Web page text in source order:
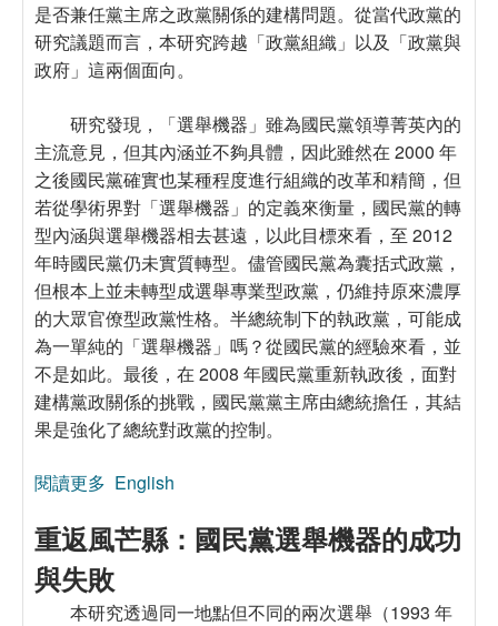
是否兼任黨主席之政黨關係的建構問題。從當代政黨的
研究議題而言，本研究跨越「政黨組織」以及「政黨與
政府」這兩個面向。
研究發現，「選舉機器」雖為國民黨領導菁英內的
主流意見，但其內涵並不夠具體，因此雖然在 2000 年
之後國民黨確實也某種程度進行組織的改革和精簡，但
若從學術界對「選舉機器」的定義來衡量，國民黨的轉
型內涵與選舉機器相去甚遠，以此目標來看，至 2012
年時國民黨仍未實質轉型。儘管國民黨為囊括式政黨，
但根本上並未轉型成選舉專業型政黨，仍維持原來濃厚
的大眾官僚型政黨性格。半總統制下的執政黨，可能成
為一單純的「選舉機器」嗎？從國民黨的經驗來看，並
不是如此。最後，在 2008 年國民黨重新執政後，面對
建構黨政關係的挑戰，國民黨黨主席由總統擔任，其結
果是強化了總統對政黨的控制。
閱讀更多 關於「選舉機器」政黨轉型路線與黨政關係的建
English
重返風芒縣：國民黨選舉機器的成功
與失敗
本研究透過同一地點但不同的兩次選舉（1993 年